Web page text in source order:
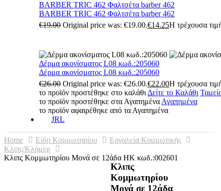
BARBER TRIC 462 Φαλτσέτα barber 462
BARBER TRIC 462 Φαλτσέτα barber 462
€19.00 Original price was: €19.00.€14.25Η τρέχουσα
Δέρμα ακονίσματος L08 κωδ.:205060
Δέρμα ακονίσματος L08 κωδ.:205060
€26.00 Original price was: €26.00.€22.00Η τρέχουσα
το προϊόν προστέθηκε στο καλάθι Δείτε το Καλάθι
το προϊόν προστέθηκε στα Αγαπημένα Αγαπημένα
το προϊόν αφαιρέθηκε από τα Αγαπημένα
JRL
Home Είδη Κομμωτηρίου
Εργαλεία Κομμωτικής
Κλιπς/Κλάμερ
Κλιπς Κομμωτηρίου Μονά σε 12άδα HK κωδ.:002601
Κλιπς
Κομμωτηρίου
Μονά σε 12άδα